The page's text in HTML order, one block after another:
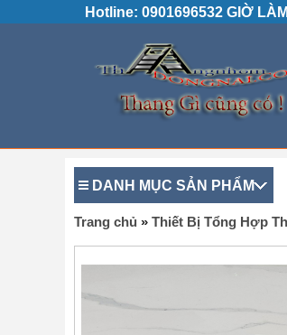
Hotline: 0901696532 GIỜ
DANH MỤC SẢN PHẨM
Trang chủ » Thiết Bị Tổng Hợp